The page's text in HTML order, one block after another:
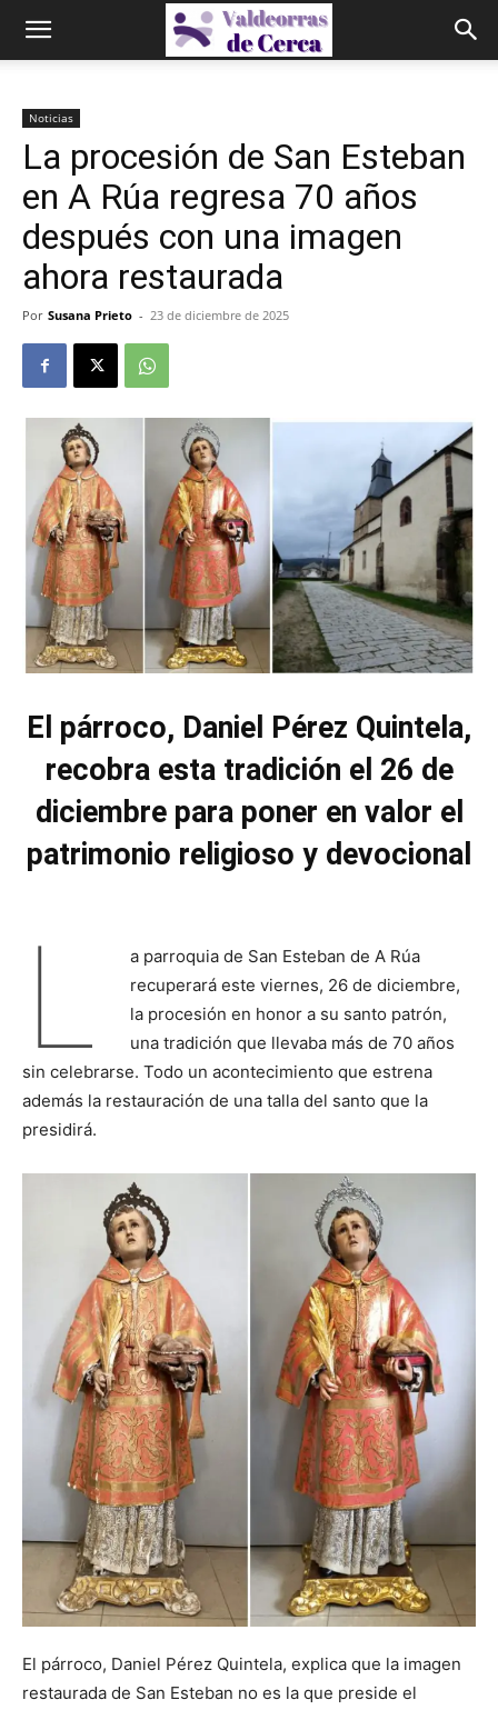
Noticias
La procesión de San Esteban
en A Rúa regresa 70 años
después con una imagen
ahora restaurada
Por Susana Prieto - 23 de diciembre de 2025
El párroco, Daniel Pérez Quintela,
recobra esta tradición el 26 de
diciembre para poner en valor el
patrimonio religioso y devocional
L
a parroquia de San Esteban de A Rúa
recuperará este viernes, 26 de diciembre,
la procesión en honor a su santo patrón,
una tradición que llevaba más de 70 años
sin celebrarse. Todo un acontecimiento que estrena
además la restauración de una talla del santo que la
presidirá.
El párroco, Daniel Pérez Quintela, explica que la imagen
restaurada de San Esteban no es la que preside el